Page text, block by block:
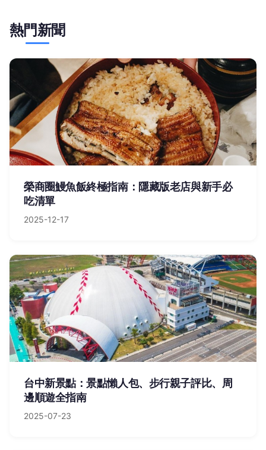
熱門新聞
榮商圈鰻魚飯終極指南：隱藏版老店與新手必
吃清單
2025-12-17
台中新景點：景點懶人包、步行親子評比、周
邊順遊全指南
2025-07-23